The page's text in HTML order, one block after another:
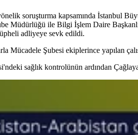
soruşturma kapsamında İstanbul
Müdürlüğü ile Bilgi İşlem Daire
adliyeye sevk edildi.
Mücadele Şubesi ekiplerince yapılan
sağlık kontrolünün ardından